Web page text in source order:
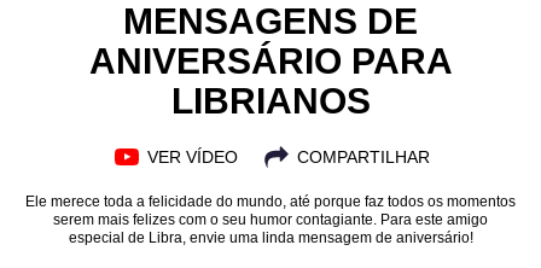
MENSAGENS E FRASES MENSAGENS DE ANIVERSÁRIO
FAMOSOS BÍBLIA
MENSAGENS DE
ANIVERSÁRIO PARA
LIBRIANOS
VER VÍDEO COMPARTILHAR
Ele merece toda a felicidade do mundo, até porque faz todos os momentos
serem mais felizes com o seu humor contagiante. Para este amigo
especial de Libra, envie uma linda mensagem de aniversário!